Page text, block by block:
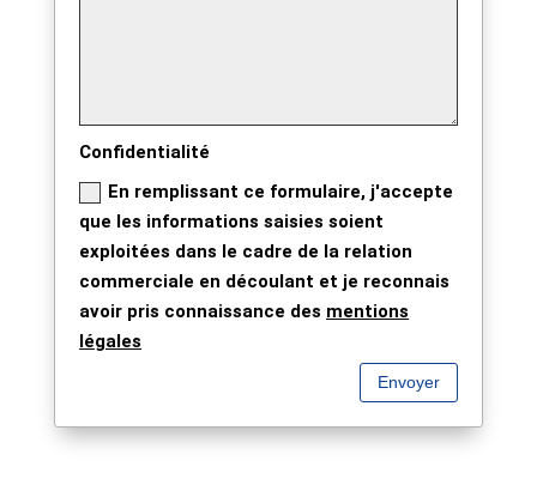
Confidentialité
En remplissant ce formulaire, j'accepte
que les informations saisies soient
exploitées dans le cadre de la relation
commerciale en découlant et je reconnais
avoir pris connaissance des mentions
légales
Envoyer